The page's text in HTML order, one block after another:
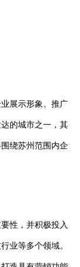
展示形象、推广
的城市之一，其
绕苏州范围内企
性，并积极投入
业等多个领域。